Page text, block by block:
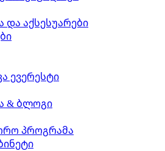
და აქსესუარები
ევერესტი
& ბლოგი
პროგრამა